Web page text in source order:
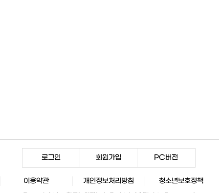
로그인 회원가입 PC버전
이용약관 개인정보처리방침 청소년보호정책